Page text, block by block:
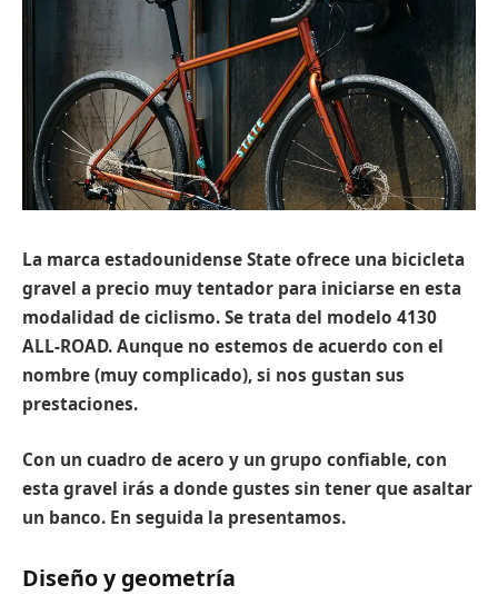
La marca estadounidense State ofrece una bicicleta
gravel a precio muy tentador para iniciarse en esta
modalidad de ciclismo. Se trata del modelo 4130
ALL-ROAD. Aunque no estemos de acuerdo con el
nombre (muy complicado), si nos gustan sus
prestaciones.
Con un cuadro de acero y un grupo confiable, con
esta gravel irás a donde gustes sin tener que asaltar
un banco. En seguida la presentamos.
Diseño y geometría